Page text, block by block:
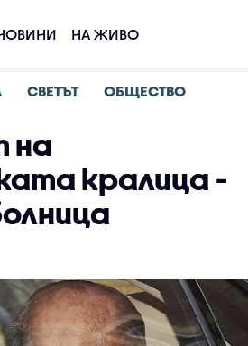
НА ЖИВО
СВЕТЪТ ОБЩЕСТВО
на
кралица -